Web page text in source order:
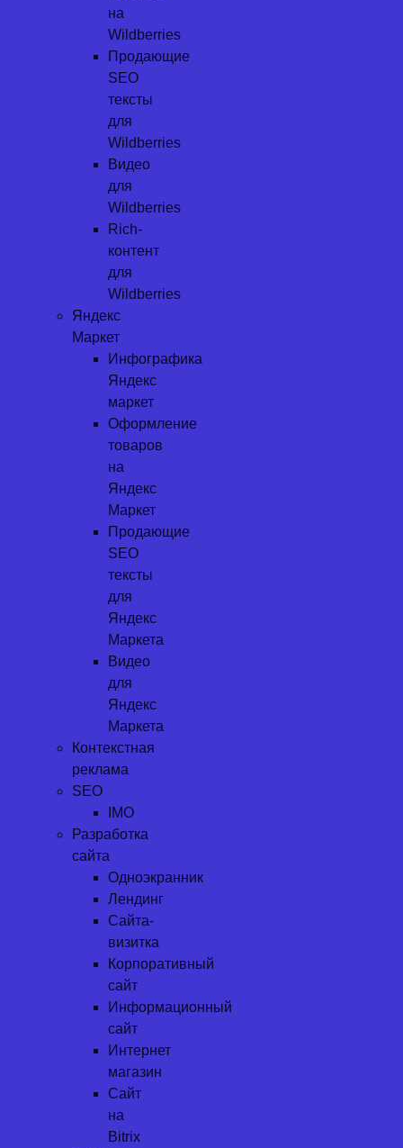
на
Wildberries
Продающие
SEO
тексты
для
Wildberries
Видео
для
Wildberries
Rich-
контент
для
Wildberries
Яндекс
Маркет
Инфографика
Яндекс
маркет
Оформление
товаров
на
Яндекс
Маркет
Продающие
SEO
тексты
для
Яндекс
Маркета
Видео
для
Яндекс
Маркета
Контекстная
реклама
SEO
IMO
Разработка
сайта
Одноэкранник
Лендинг
Сайта-
визитка
Корпоративный
сайт
Информационный
сайт
Интернет
магазин
Сайт
на
Bitrix